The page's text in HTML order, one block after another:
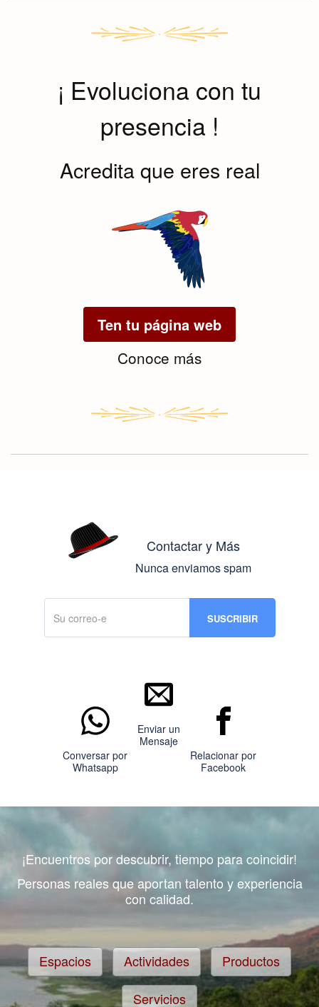
¡ Evoluciona con tu
presencia !
Acredita que eres real
Ten tu página web
Conoce más
Contactar y Más
Nunca enviamos spam
Conversar por
Whatsapp
Enviar un
Mensaje
Relacionar por
Facebook
¡Encuentros por descubrir, tiempo para coincidir!
Personas reales que aportan talento y experiencia
con calidad.
Espacios Actividades Productos
Servicios